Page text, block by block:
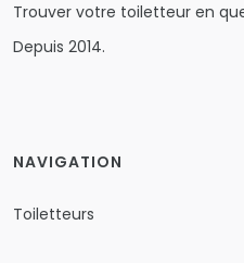
Trouver votre toiletteur en
Depuis 2014.
NAVIGATION
Toiletteurs